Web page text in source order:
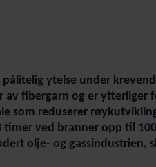
ytelse under
fibergarn og er
som reduserer
ved branner opp til
olje- og gassindustrien,